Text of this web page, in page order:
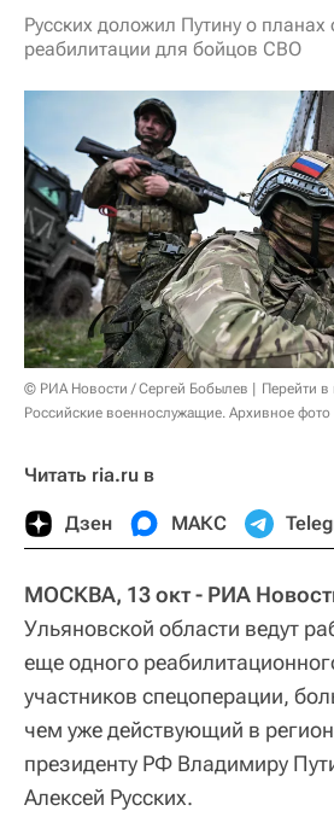
Русских доложил Путину о планах
реабилитации для бойцов СВО
© РИА Новости / Сергей Бобылев
Перейти
Российские военнослужащие. Архивное фото
Читать ria.ru в
Дзен МАКС
МОСКВА, 13 окт - РИА
Ульяновской области ведут
еще одного
участников спецоперации,
чем уже действующий в
президенту РФ Владимиру
Алексей Русских.